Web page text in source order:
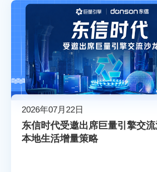
2026年07月22日
东信时代受邀出席巨量引擎交
本地生活增量策略